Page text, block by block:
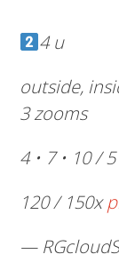
4 u
outside,
3 zooms
4 • 7 • 10 /
120 / 150x
—